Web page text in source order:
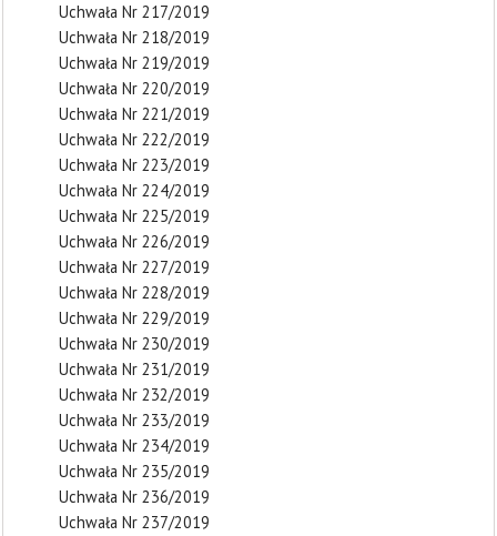
Uchwała Nr 217/2019
Uchwała Nr 218/2019
Uchwała Nr 219/2019
Uchwała Nr 220/2019
Uchwała Nr 221/2019
Uchwała Nr 222/2019
Uchwała Nr 223/2019
Uchwała Nr 224/2019
Uchwała Nr 225/2019
Uchwała Nr 226/2019
Uchwała Nr 227/2019
Uchwała Nr 228/2019
Uchwała Nr 229/2019
Uchwała Nr 230/2019
Uchwała Nr 231/2019
Uchwała Nr 232/2019
Uchwała Nr 233/2019
Uchwała Nr 234/2019
Uchwała Nr 235/2019
Uchwała Nr 236/2019
Uchwała Nr 237/2019